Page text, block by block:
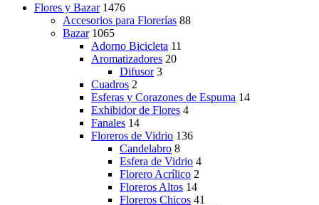
Flores y Bazar 1476
Accesorios para Florerías 88
Bazar 1065
Adorno Bicicleta 11
Aromatizadores 20
Difusor 3
Cuadros 2
Esferas y Corazones de Espuma 14
Exhibidor de Flores 4
Fanales 14
Floreros de Vidrio 136
Candelabro 8
Esfera de Vidrio 4
Florero Acrílico 2
Floreros Altos 14
Floreros Chicos 41